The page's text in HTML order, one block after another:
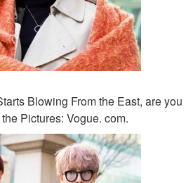
Blowing From the East, are you
Pictures: Vogue. com.